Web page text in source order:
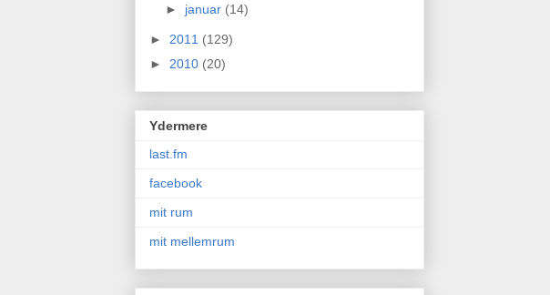
► januar (14)
► 2011 (129)
► 2010 (20)
Ydermere
last.fm
facebook
mit rum
mit mellemrum